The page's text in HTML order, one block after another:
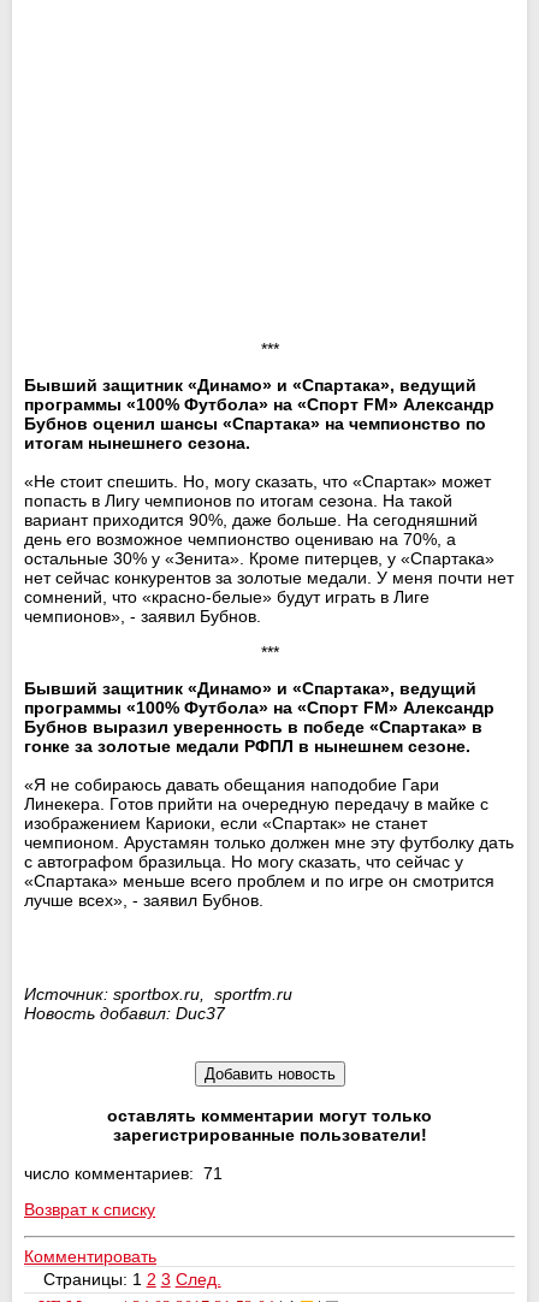
***
Бывший защитник «Динамо» и «Спартака», ведущий
программы «100% Футбола» на «Спорт FM» Александр
Бубнов оценил шансы «Спартака» на чемпионство по
итогам нынешнего сезона.
«Не стоит спешить. Но, могу сказать, что «Спартак» может
попасть в Лигу чемпионов по итогам сезона. На такой
вариант приходится 90%, даже больше. На сегодняшний
день его возможное чемпионство оцениваю на 70%, а
остальные 30% у «Зенита». Кроме питерцев, у «Спартака»
нет сейчас конкурентов за золотые медали. У меня почти нет
сомнений, что «красно-белые» будут играть в Лиге
чемпионов», - заявил Бубнов.
***
Бывший защитник «Динамо» и «Спартака», ведущий
программы «100% Футбола» на «Спорт FM» Александр
Бубнов выразил уверенность в победе «Спартака» в
гонке за золотые медали РФПЛ в нынешнем сезоне.
«Я не собираюсь давать обещания наподобие Гари
Линекера. Готов прийти на очередную передачу в майке с
изображением Кариоки, если «Спартак» не станет
чемпионом. Арустамян только должен мне эту футболку дать
с автографом бразильца. Но могу сказать, что сейчас у
«Спартака» меньше всего проблем и по игре он смотрится
лучше всех», - заявил Бубнов.
Источник: sportbox.ru, sportfm.ru
Новость добавил: Duc37
оставлять комментарии могут только
зарегистрированные пользователи!
число комментариев: 71
Возврат к списку
Комментировать
Страницы: 1 2 3 След.